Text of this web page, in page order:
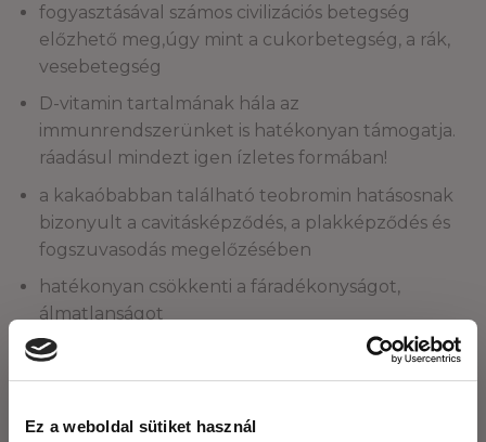
Ez a weboldal sütiket használ
fogyasztásával számos civilizációs betegség
előzhető meg,úgy mint a cukorbetegség, a rák,
vesebetegség
D-vitamin tartalmának hála az
immunrendszerünket is hatékonyan támogatja.
ráadásul mindezt igen ízletes formában!
a kakaóbabban található teobromin hatásosnak
bizonyult a cavitásképződés, a plakképződés és
fogszuvasodás megelőzésében
hatékonyan csökkenti a fáradékonyságot,
álmatlanságot
érdemes fogyasztanod?